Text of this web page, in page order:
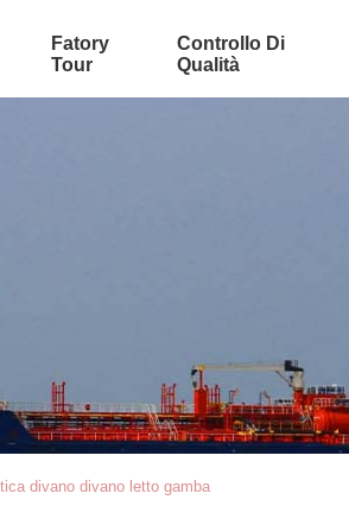
Fatory
Tour
Controllo Di
Qualità
divano divano letto gamba